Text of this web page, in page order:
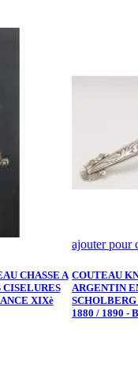
CHASSE A
XIXè
ajouter pour
COUTEAU
ARGENTIN
1880 / 1890 -